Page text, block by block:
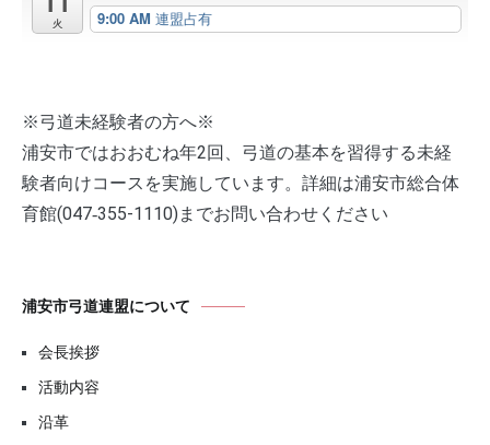
火
9:00 AM 連盟占有
※弓道未経験者の方へ※
浦安市ではおおむね年2回、弓道の基本を習得する未経
験者向けコースを実施しています。詳細は浦安市総合体
育館(047‐355-1110)までお問い合わせください
浦安市弓道連盟について
会長挨拶
活動内容
沿革